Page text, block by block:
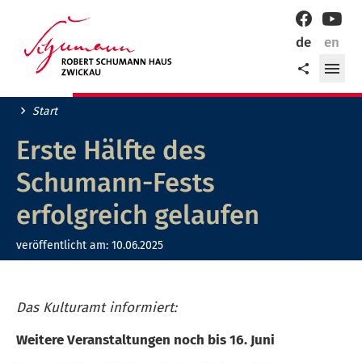
Stadt
de
en
Teilen
Facebook
Start
Erste Hälfte des
Schumann-Fests
erfolgreich gelaufen
veröffentlicht am: 10.06.2025
Das Kulturamt informiert:
Weitere Veranstaltungen noch bis 16. Juni